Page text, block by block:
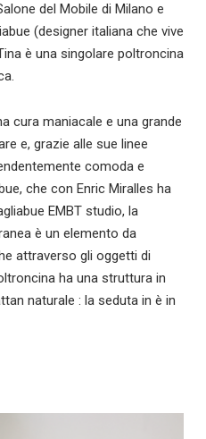
del Mobile di Milano e
(designer italiana che vive
è una singolare poltroncina
cura maniacale e una grande
e, grazie alle sue linee
comoda e
che con Enric Miralles ha
EMBT studio, la
è un elemento da
attraverso gli oggetti di
ha una struttura in
naturale : la seduta in è in